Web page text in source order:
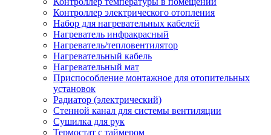
Контроллер электрического отопления
Набор для нагревательных кабелей
Нагреватель инфракрасный
Нагреватель/тепловентилятор
Нагревательный кабель
Нагревательный мат
Приспособление монтажное для отопительных
установок
Радиатор (электрический)
Стенной канал для системы вентиляции
Сушилка для рук
Термостат с таймером